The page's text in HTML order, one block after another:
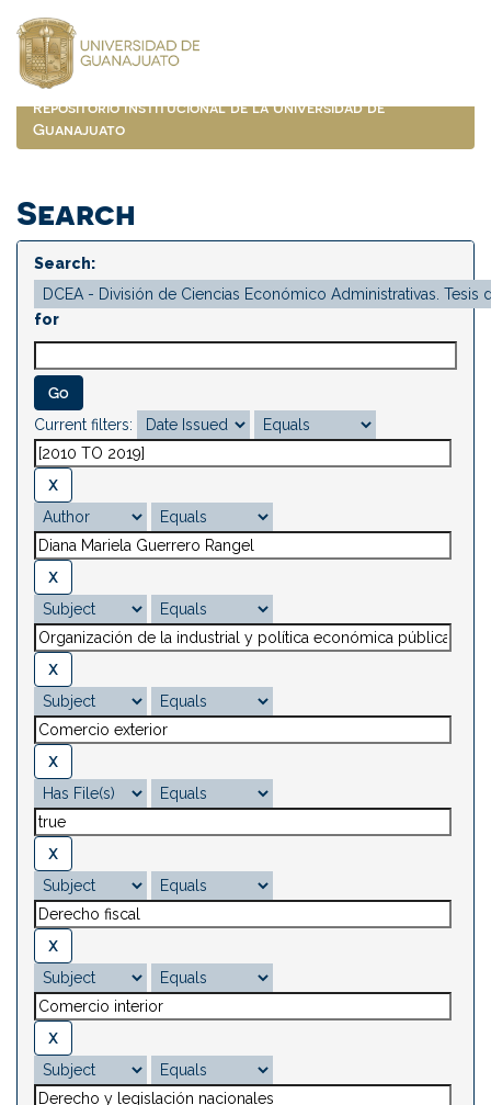
navigation
Repositorio Institucional de la Universidad de
Guanajuato
Search
Search:
for
Current filters: